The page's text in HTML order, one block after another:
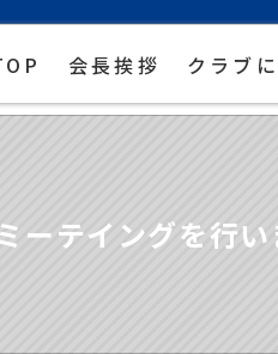
会長挨拶 クラブ
ーテイングを行い